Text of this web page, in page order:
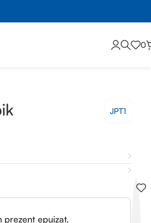
0
JPT1
prezent epuizat.